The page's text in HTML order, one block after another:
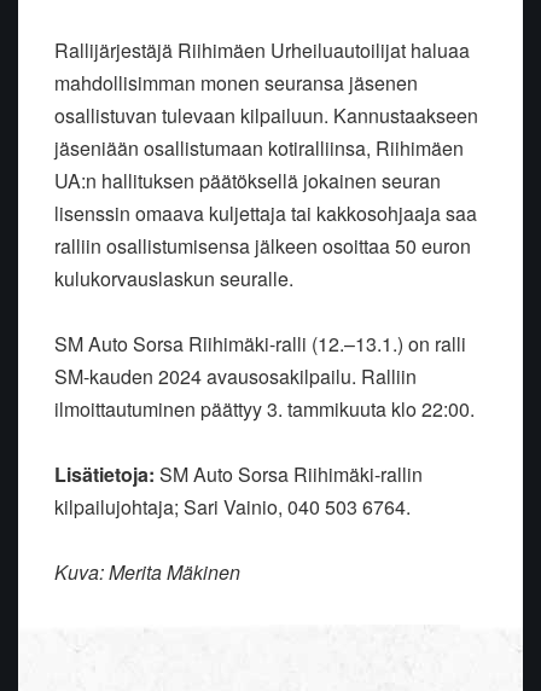
Rallijärjestäjä Riihimäen Urheiluautoilijat haluaa
mahdollisimman monen seuransa jäsenen
osallistuvan tulevaan kilpailuun. Kannustaakseen
jäseniään osallistumaan kotiralliinsa, Riihimäen
UA:n hallituksen päätöksellä jokainen seuran
lisenssin omaava kuljettaja tai kakkosohjaaja saa
ralliin osallistumisensa jälkeen osoittaa 50 euron
kulukorvauslaskun seuralle.
SM Auto Sorsa Riihimäki-ralli (12.–13.1.) on ralli
SM-kauden 2024 avausosakilpailu. Ralliin
ilmoittautuminen päättyy 3. tammikuuta klo 22:00.
Lisätietoja: SM Auto Sorsa Riihimäki-rallin
kilpailujohtaja; Sari Vainio, 040 503 6764.
Kuva: Merita Mäkinen